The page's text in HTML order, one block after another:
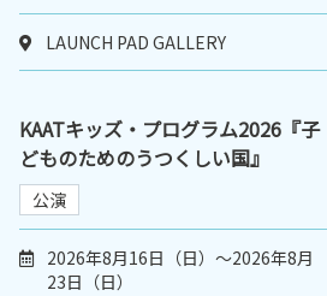
LAUNCH PAD GALLERY
KAATキッズ・プログラム2026『子
どものためのうつくしい国』
公演
2026年8月16日（日）～2026年8月
23日（日）